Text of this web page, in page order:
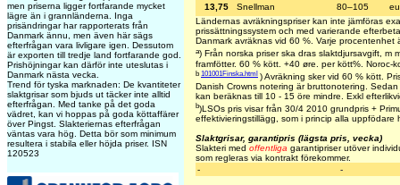
men priserna ligger fortfarande mycket
lägre än i grannländerna. Inga
prisändringar har rapporterats från
Danmark ännu, men även här sägs
efterfrågan vara livligare igen. Dessutom
är exporten till tredje land fortfarande god.
Prishöjningar kan därför inte uteslutas i
Danmark nästa vecka.
Trend för tyska marknaden: De kvantiteter
slaktgrisar som bjuds ut täcker inte alltid
efterfrågan. Med tanke på det goda
vädret, kan vi hoppas på goda köttaffärer
över Pingst. Slakteriernas efterfrågan
väntas vara hög. Detta bör som minimum
resultera i stabila eller höjda priser. ISN
120523
13,75
Snellman 80–105
Ländernas avräkningspriser kan inte jämföras
prissättningssystem och med varierande
Danmark avräknas vid 60 %. Varje procentenhet
a) Från norska priser ska dras slaktdjursavgift, m
framfötter. 60 % kött. +40 øre. per kött%. Noroc-
b 101001Finska.html ) Avräkning sker vid 60 % kött.
Danish Crowns notering är bruttonotering.
kan beräknas till 10 - 15 öre mindre. Exkl
b)LSOs pris visar från 30/4 2010 grundpris +
effektivieringstillägg, som i princip alla uppfödare
Slaktgrisar, garantipris (lägsta pris, vecka)
Slakteri med offentliga garantipriser utöver
som regleras via kontrakt förekommer.
-
-